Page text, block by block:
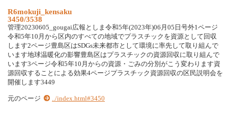
R6mokuji_kensaku
3450/3538
管理20230605_gougai広報としま令和5年(2023年)06月05日号外1ページ
令和5年10月から区内のすべての地域でプラスチックを資源として回収
します2ページ豊島区はSDGs未来都市として環境に率先して取り組んで
います地球温暖化の影響豊島区はプラスチックの資源回収に取り組んで
います3ページ令和5年10月からの資源・ごみの分別がこう変わります資
源回収することによる効果4ページプラスチック資源回収の区民説明会を
開催します3449
元のページ ../index.html#3450